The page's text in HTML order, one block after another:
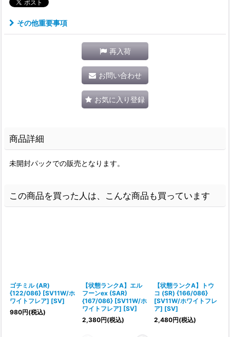
その他重要事項
再入荷
お問い合わせ
お気に入り登録
商品詳細
未開封パックでの販売となります。
この商品を買った人は、こんな商品も買っています
ゴチミル (AR)
{122/086} [SV11W/ホ
ワイトフレア] [SV]
980円(税込)
【状態ランクA】エル
フーンex (SAR)
{167/086} [SV11W/ホ
ワイトフレア] [SV]
2,380円(税込)
【状態ランクA】トウ
コ (SR) {166/086}
[SV11W/ホワイトフレ
ア] [SV]
2,480円(税込)